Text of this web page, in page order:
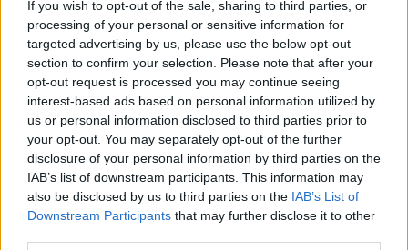
If you wish to opt-out of the sale, sharing to third parties, or
processing of your personal or sensitive information for
targeted advertising by us, please use the below opt-out
section to confirm your selection. Please note that after your
opt-out request is processed you may continue seeing
interest-based ads based on personal information utilized by
us or personal information disclosed to third parties prior to
your opt-out. You may separately opt-out of the further
disclosure of your personal information by third parties on the
IAB’s list of downstream participants. This information may
also be disclosed by us to third parties on the IAB’s List of
Downstream Participants that may further disclose it to other
LIFESTYLE
Στη μοντέρνα Κίνα δεν πάνε καλά
04:15 @29-02-2020